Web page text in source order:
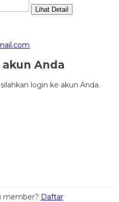
Lihat Detail
Anda
login ke akun Anda.
member? Daftar